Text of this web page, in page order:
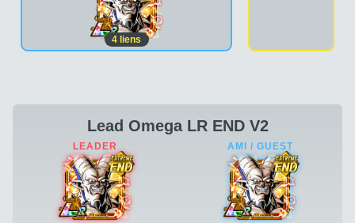
4 liens
Lead Omega LR END V2